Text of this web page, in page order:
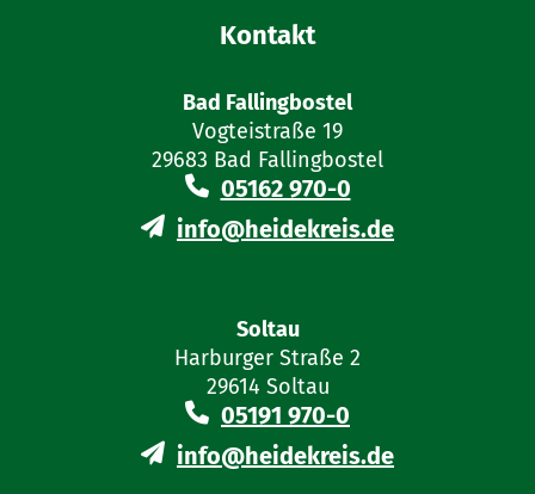
Kontakt
Bad Fallingbostel
Vogteistraße 19
29683 Bad Fallingbostel
05162 970-0
info@heidekreis.de
Soltau
Harburger Straße 2
29614 Soltau
05191 970-0
info@heidekreis.de